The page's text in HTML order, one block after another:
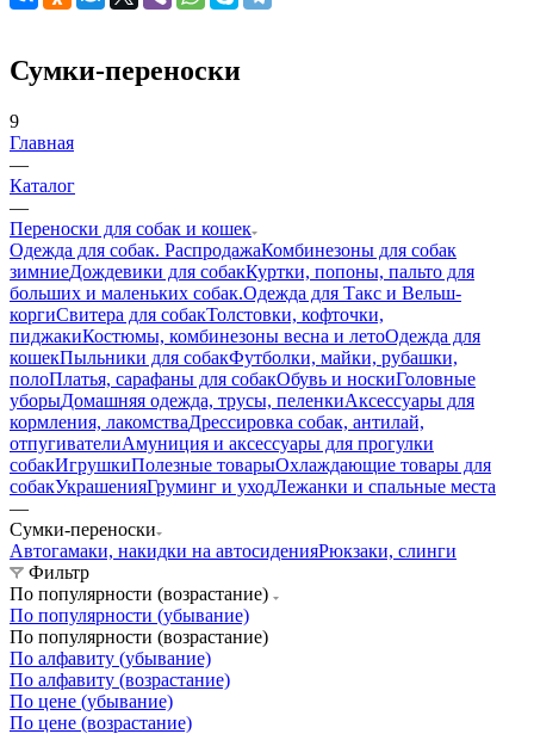
Сумки-переноски
9
Главная
—
Каталог
—
Переноски для собак и кошек
Одежда для собак. РаспродажаКомбинезоны для собак
зимниеДождевики для собакКуртки, попоны, пальто для
больших и маленьких собак.Одежда для Такс и Вельш-
коргиСвитера для собакТолстовки, кофточки,
пиджакиКостюмы, комбинезоны весна и летоОдежда для
кошекПыльники для собакФутболки, майки, рубашки,
полоПлатья, сарафаны для собакОбувь и носкиГоловные
уборыДомашняя одежда, трусы, пеленкиАксессуары для
кормления, лакомстваДрессировка собак, антилай,
отпугивателиАмуниция и аксессуары для прогулки
собакИгрушкиПолезные товарыОхлаждающие товары для
собакУкрашенияГруминг и уходЛежанки и спальные места
—
Сумки-переноски
Автогамаки, накидки на автосиденияРюкзаки, слинги
Фильтр
По популярности (возрастание)
По популярности (убывание)
По популярности (возрастание)
По алфавиту (убывание)
По алфавиту (возрастание)
По цене (убывание)
По цене (возрастание)